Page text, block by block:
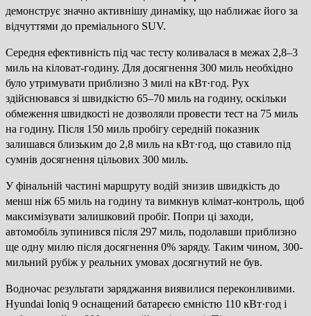
демонструє значно активнішу динаміку, що наближає його за
відчуттями до преміального SUV.
Середня ефективність під час тесту коливалася в межах 2,8–3
миль на кіловат-годину. Для досягнення 300 миль необхідно
було утримувати приблизно 3 милі на кВт·год. Рух
здійснювався зі швидкістю 65–70 миль на годину, оскільки
обмеження швидкості не дозволяли провести тест на 75 миль
на годину. Після 150 миль пробігу середній показник
залишався близьким до 2,8 миль на кВт·год, що ставило під
сумнів досягнення цільових 300 миль.
У фінальній частині маршруту водій знизив швидкість до
менш ніж 65 миль на годину та вимкнув клімат-контроль, щоб
максимізувати залишковий пробіг. Попри ці заходи,
автомобіль зупинився після 297 миль, подолавши приблизно
ще одну милю після досягнення 0% заряду. Таким чином, 300-
мильний рубіж у реальних умовах досягнутий не був.
Водночас результати заряджання виявилися переконливими.
Hyundai Ioniq 9 оснащений батареєю ємністю 110 кВт·год і